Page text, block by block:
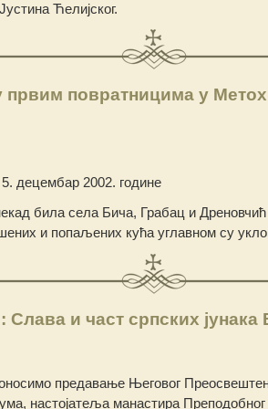
Ћелијског.
повратницима у
децембар 2002. године
била села Бича, Грабац и Дреновчић
и попаљених кућа углавном су
и част српских јунака
предавање Његовог
настојатеља манастира Преподобног